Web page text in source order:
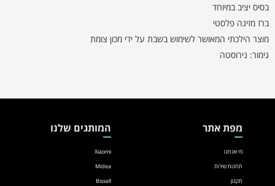
בסיס יציב במיוחד
ברז מזיגה פלסטי
מוצר הילכתי המאושר לשימוש בשבת על ידי מכון צומת
גימור: נירוסטה
מפת אתר
מי אנחנו
תחנות שירות
תקנון
המותגים שלנו
Xiaomi
Midea
Bissell